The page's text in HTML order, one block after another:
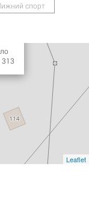
спорт
313
Leaflet